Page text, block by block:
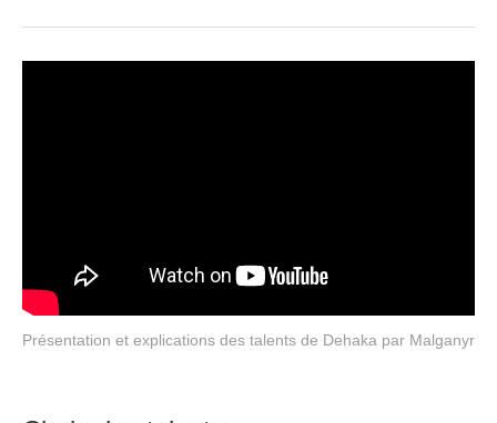
Présentation et explications des talents de Dehaka par Malganyr